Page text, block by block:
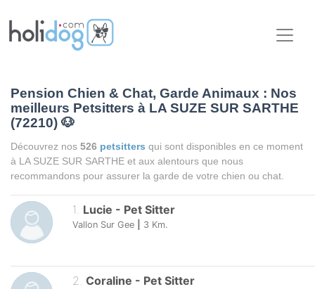
Pension Chien & Chat, Garde Animaux : Nos
meilleurs Petsitters à LA SUZE SUR SARTHE
(72210) 🐶
Découvrez nos 526 petsitters qui sont disponibles en ce moment
à LA SUZE SUR SARTHE et aux alentours que nous
recommandons pour assurer la garde de votre chien ou chat.
1. Lucie - Pet Sitter
Vallon Sur Gee 3 Km.
2. Coraline - Pet Sitter